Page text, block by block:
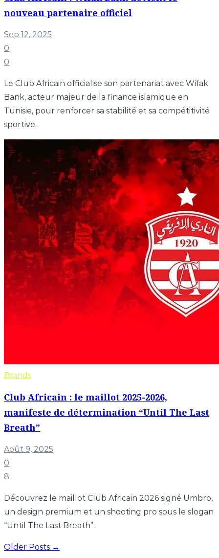
nouveau partenaire officiel
Sep 12, 2025
0
0
Le Club Africain officialise son partenariat avec Wifak
Bank, acteur majeur de la finance islamique en
Tunisie, pour renforcer sa stabilité et sa compétitivité
sportive.
Brands
Club Africain : le maillot 2025-2026,
manifeste de détermination “Until The Last
Breath”
Août 9, 2025
0
8
Découvrez le maillot Club Africain 2026 signé Umbro,
un design premium et un shooting pro sous le slogan
“Until The Last Breath”.
Older Posts →